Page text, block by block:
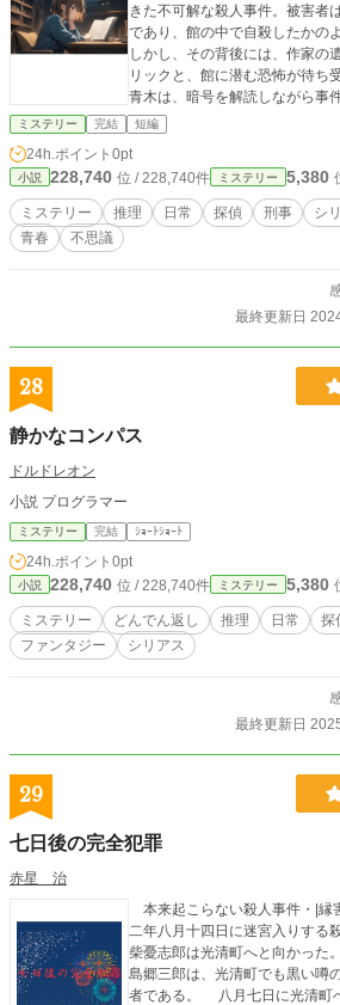
きた不可解な殺人事件。被害者
であり、館の中で自殺したかの
しかし、その背後には、作家の
リックと、館に潜む恐怖が待ち
青木は、暗号を解読しながら事
第に彼自身も館の恐怖に飲み込
真実を見つけ出し、恐怖から逃
ミステリー 完結 短編
24h.ポイント 0pt
小説 228,740 位 / 228,740件 ミステリー 5,380
ミステリー 推理 日常 探偵 刑事 シ
青春
不思議
最終更新日
28
静かなコンパス
ドルドレオン
小説 プログラマー
ミステリー 完結 ｼｮｰﾄｼｮｰﾄ
24h.ポイント 0pt
小説 228,740 位 / 228,740件 ミステリー 5,380
ミステリー どんでん返し 推理 日常 探
ファンタジー
シリアス
最終更新日
29
七日後の完全犯罪
赤星 治
本来起こらない殺人事件・|
二年八月十四日に迷宮入りする
柴憂志郎は光清町へと向かっ
島郷三郎は、光清町でも黒い噂
者である。 八月七日に光清町